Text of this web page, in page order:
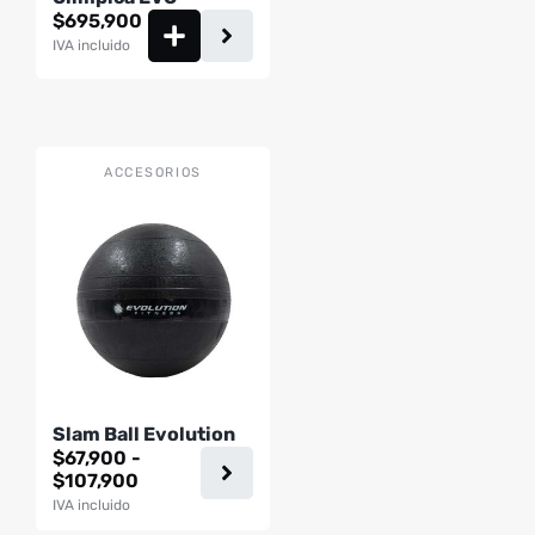
$695,900
IVA incluido
ACCESORIOS
múltiples
variantes.
Las
opciones
elegir
en
la
Slam Ball Evolution
$67,900 -
$107,900
IVA incluido